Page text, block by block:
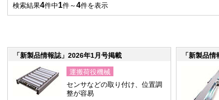
検索結果4件中1件～4件を表示
「新製品情報誌」2026年1月号掲載
運搬荷役機械
センサなどの取り付け、位置調
整が容易
「新製品